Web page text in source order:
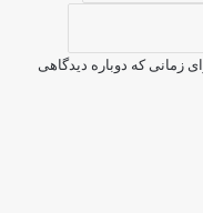
زمانی که دوباره دیدگاهی